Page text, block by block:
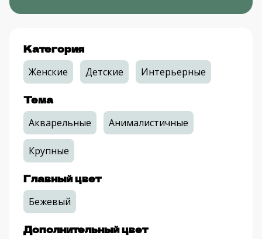
Категория
Женские Детские Интерьерные
Тема
Акварельные Анималистичные
Крупные
Главный цвет
Бежевый
Дополнительный цвет